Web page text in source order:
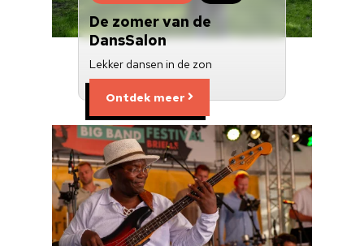
De zomer van de
DansSalon
Lekker dansen in de zon
Ontdek meer